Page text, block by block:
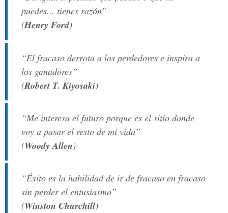
puedes... tienes razón"
(Henry Ford)
“El fracaso derrota a los perdedores e inspira a
los ganadores”
(Robert T. Kiyosaki)
“Me interesa el futuro porque es el sitio donde
voy a pasar el resto de mi vida”
(Woody Allen)
“Éxito es la habilidad de ir de fracaso en fracaso
sin perder el entusiasmo”
(Winston Churchill)